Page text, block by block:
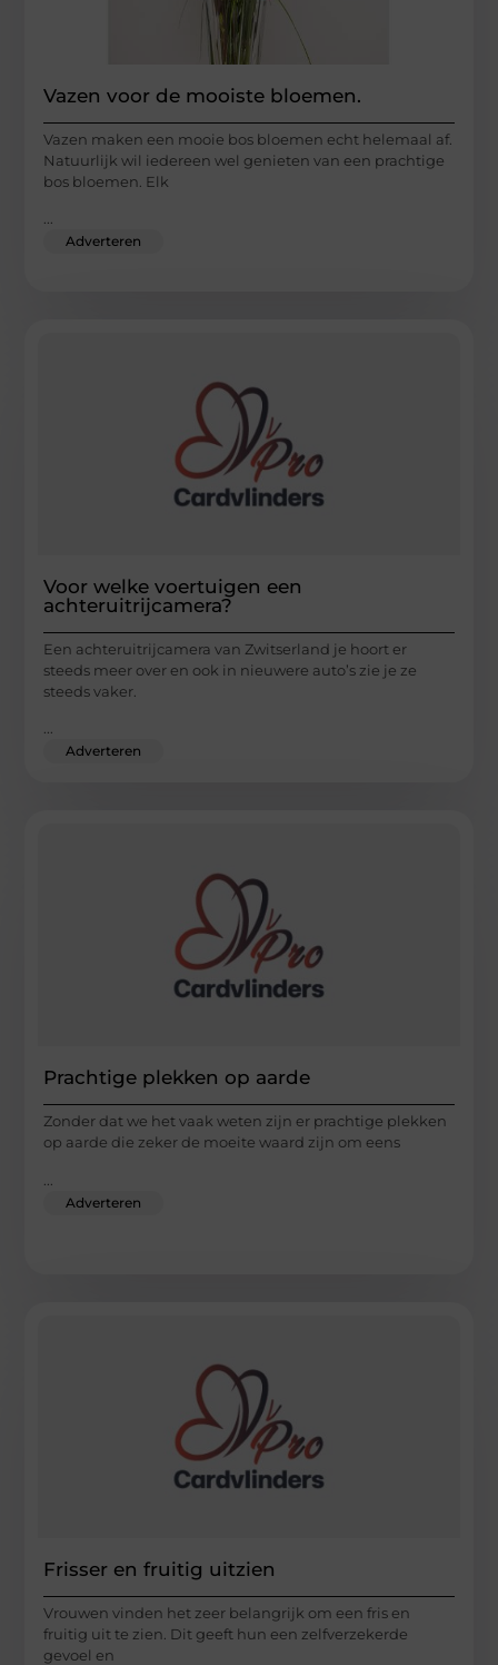
Vazen voor de mooiste bloemen.
Vazen maken een mooie bos bloemen echt helemaal af.
Natuurlijk wil iedereen wel genieten van een prachtige
bos bloemen. Elk
Adverteren
Voor welke voertuigen een
achteruitrijcamera?
Een achteruitrijcamera van Zwitserland je hoort er
steeds meer over en ook in nieuwere auto’s zie je ze
steeds vaker.
...
Adverteren
Prachtige plekken op aarde
Zonder dat we het vaak weten zijn er prachtige plekken
op aarde die zeker de moeite waard zijn om eens
Adverteren
Frisser en fruitig uitzien
Vrouwen vinden het zeer belangrijk om een fris en
fruitig uit te zien. Dit geeft hun een zelfverzekerde
gevoel en